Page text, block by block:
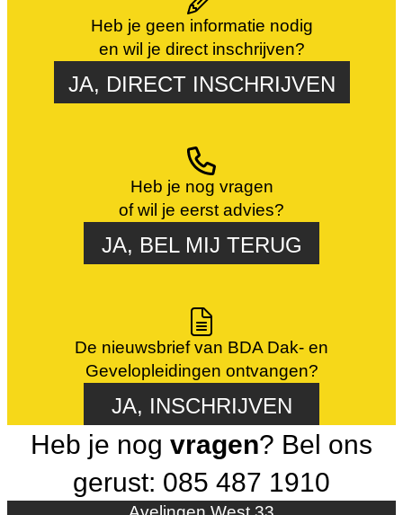
Heb je geen informatie nodig
en wil je direct inschrijven?
JA, DIRECT INSCHRIJVEN
Heb je nog vragen
of wil je eerst advies?
JA, BEL MIJ TERUG
De nieuwsbrief van BDA Dak- en
Gevelopleidingen ontvangen?
JA, INSCHRIJVEN
Heb je nog vragen? Bel ons
gerust: 085 487 1910